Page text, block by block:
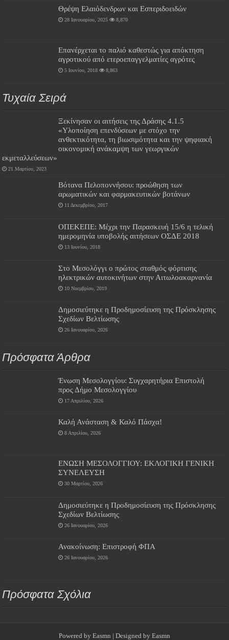
Θρέψη Ελαιόδενδρων και Εσπεριδοειδών
28 Ιανουαρίου, 2025 8,870
Επανέρχεται το παλιό καθεστώς για απόκτηση
αγροτικού από ετεροεπαγγελματίες αγρότες
5 Ιουνίου, 2018 8,863
Τυχαία Σειρά
Ξεκίνησαν οι αιτήσεις της Δράσης 4.1.5
«Υλοποίηση επενδύσεων με στόχο την
ανθεκτικότητα, τη βιωσιμότητα και την ψηφιακή
οικονομική ανάκαμψη των γεωργικών
εκμεταλλεύσεων»
21 Μαρτίου, 2023
Βότανα Πελοποννήσου: προώθηση των
αρωματικών και φαρμακευτικών βοτάνων
11 Δεκεμβρίου, 2017
ΟΠΕΚΕΠΕ: Μέχρι την Παρασκευή 15/6 η τελική
ημερομηνία υποβολής αιτήσεων ΟΣΔΕ 2018
13 Ιουνίου, 2018
Στο Μεσολόγγι ο πρώτος σταθμός φόρτισης
ηλεκτρικών αυτοκινήτων στην Αιτωλοακαρνανία
10 Νοεμβρίου, 2019
Δημοσιεύτηκε η Προδημοσίευση της Πρόσκλησης
Σχεδίων Βελτίωσης
26 Ιανουαρίου, 2026
Πρόσφατα Άρθρα
Ένωση Μεσολογγίου: Συγχαρητήρια Επιστολή
προς Δήμο Μεσολογγίου
17 Απριλίου, 2026
Καλή Ανάσταση & Καλό Πάσχα!
8 Απριλίου, 2026
ΕΝΩΣΗ ΜΕΣΟΛΟΓΓΙΟΥ: ΕΚΛΟΓΙΚΗ ΓΕΝΙΚΗ
ΣΥΝΕΛΕΥΣΗ
30 Μαρτίου, 2026
Δημοσιεύτηκε η Προδημοσίευση της Πρόσκλησης
Σχεδίων Βελτίωσης
26 Ιανουαρίου, 2026
Ανακοίνωση: Επιστροφή ΦΠΑ
26 Ιανουαρίου, 2026
Πρόσφατα Σχόλια
Powered by Easmn | Designed by Easmn